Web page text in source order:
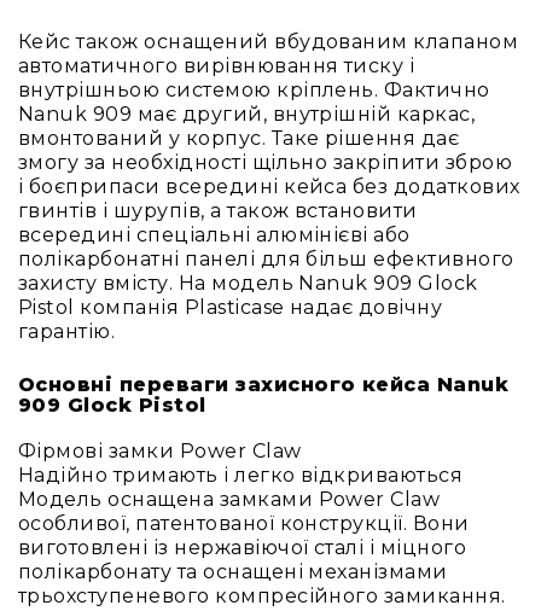
кросовери
Сплітери,
суматори,
ді-
бокси
Аксесуари
та
компоненти
Аудикомп'ютери
Програмне
забезпечення
Портативні
Накамерні
Аксесуари
та
компоненти
Програвачі/
ресівери/
Кейс також оснащений вбудованим клапаном
автоматичного вирівнювання тиску і
внутрішньою системою кріплень. Фактично
Nanuk 909 має другий, внутрішній каркас,
вмонтований у корпус. Таке рішення дає
змогу за необхідності щільно закріпити зброю
і боєприпаси всередині кейса без додаткових
гвинтів і шурупів, а також встановити
всередині спеціальні алюмінієві або
полікарбонатні панелі для більш ефективного
захисту вмісту. На модель Nanuk 909 Glock
Pistol компанія Plasticase надає довічну
гарантію.
Основні переваги захисного кейса Nanuk
909 Glock Pistol
Фірмові замки Power Claw
Надійно тримають і легко відкриваються
Модель оснащена замками Power Claw
особливої, патентованої конструкції. Вони
виготовлені із нержавіючої сталі і міцного
полікарбонату та оснащені механізмами
трьохступеневого компресійного замикання.